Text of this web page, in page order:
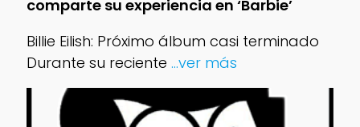
comparte su experiencia en ‘Barbie’
Billie Eilish: Próximo álbum casi terminado
Durante su reciente ...ver más